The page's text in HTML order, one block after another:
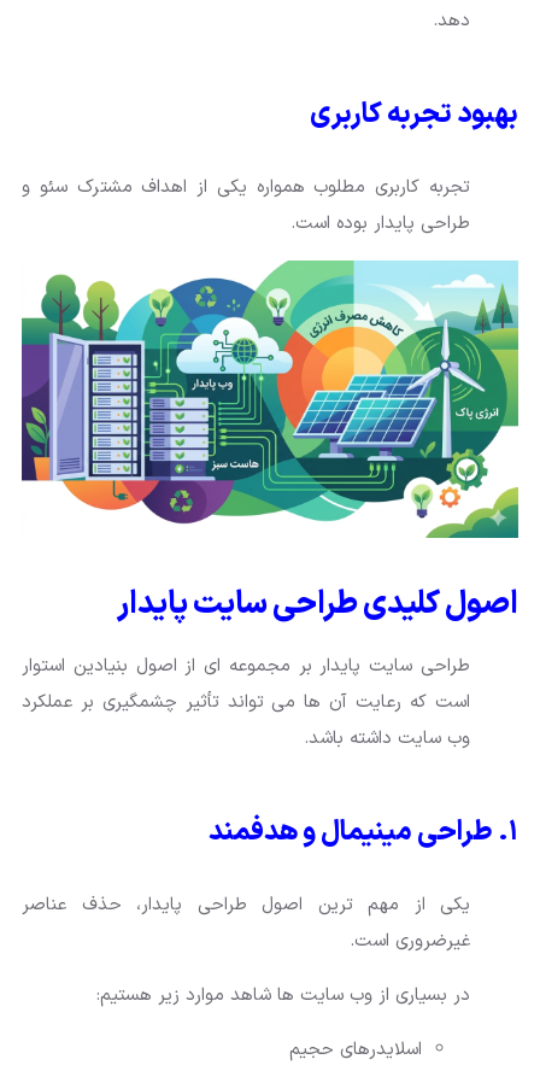
دهد.
بهبود تجربه کاربری
تجربه کاربری مطلوب همواره یکی از اهداف مشترک سئو و
طراحی پایدار بوده است.
اصول کلیدی طراحی سایت پایدار
طراحی سایت پایدار بر مجموعه ای از اصول بنیادین استوار
است که رعایت آن ها می تواند تأثیر چشمگیری بر عملکرد
وب سایت داشته باشد.
۱. طراحی مینیمال و هدفمند
یکی از مهم ترین اصول طراحی پایدار، حذف عناصر
غیرضروری است.
در بسیاری از وب سایت ها شاهد موارد زیر هستیم:
اسلایدرهای حجیم